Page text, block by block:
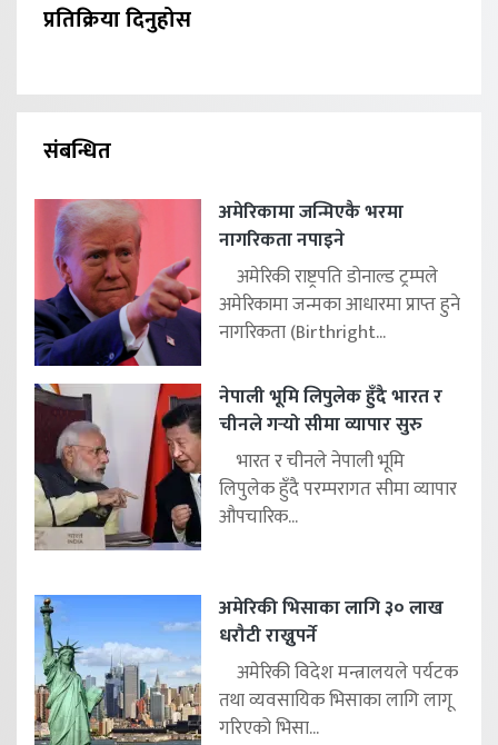
प्रतिक्रिया दिनुहोस
संबन्धित
अमेरिकामा जन्मिएकै भरमा
नागरिकता नपाइने
अमेरिकी राष्ट्रपति डोनाल्ड ट्रम्पले
अमेरिकामा जन्मका आधारमा प्राप्त हुने
नागरिकता (Birthright...
नेपाली भूमि लिपुलेक हुँदै भारत र
चीनले गर्‍यो सीमा व्यापार सुरु
भारत र चीनले नेपाली भूमि
लिपुलेक हुँदै परम्परागत सीमा व्यापार
औपचारिक...
अमेरिकी भिसाका लागि ३० लाख
धरौटी राख्नुपर्ने
अमेरिकी विदेश मन्त्रालयले पर्यटक
तथा व्यवसायिक भिसाका लागि लागू
गरिएको भिसा...